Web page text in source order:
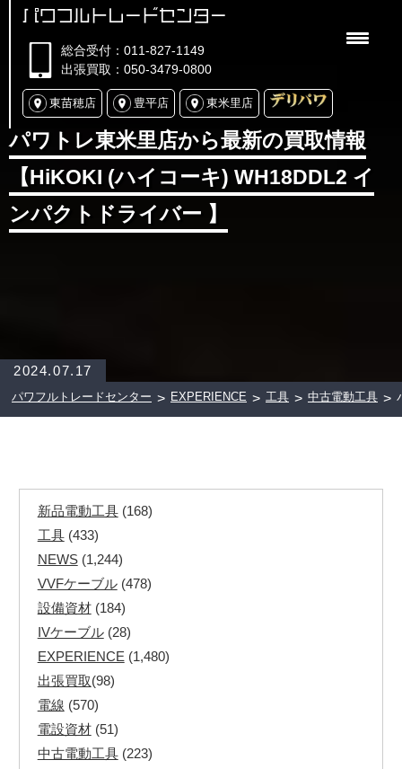
パワフルトレードセンター
総合受付：011-827-1149
出張買取：050-3479-0800
東苗穂店 豊平店 東米里店
パワトレ東米里店から最新の買取情報
【HiKOKI (ハイコーキ) WH18DDL2 イ
ンパクトドライバー 】
2024.07.17
パワフルトレードセンター > EXPERIENCE > 工具 > 中古電動工具 >
新品電動工具(168)
工具(433)
NEWS(1,244)
VVFケーブル(478)
設備資材(184)
IVケーブル(28)
EXPERIENCE (1,480)
出張買取(98)
電線 (570)
電設資材(51)
中古電動工具(223)